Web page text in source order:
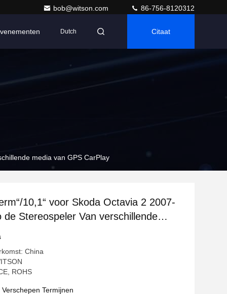
bob@witson.com 86-756-8120312
Dutch Citaat
media van GPS CarPlay
10,1“ voor Skoda Octavia 2 2007-
de Stereospeler Van verschillende
China
ROHS
Termijnen